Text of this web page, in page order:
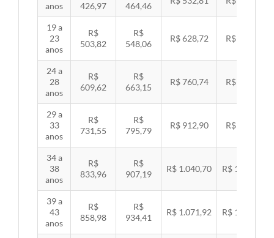
anos 426,97 464,46
19 a
23
anos
R$
503,82
R$
548,06
R$ 628,72 R$ 647,89
24 a
28
anos
R$
609,62
R$
663,15
R$ 760,74 R$ 783,94
29 a
33
anos
R$
731,55
R$
795,79
R$ 912,90 R$ 940,74
34 a
38
anos
R$
833,96
R$
907,19
R$ 1.040,70 R$ 1.072,43
39 a
43
anos
R$
858,98
R$
934,41
R$ 1.071,92 R$ 1.104,60